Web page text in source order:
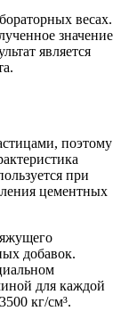
весах.
значение
является
поэтому
при
цементных
добавок.
для каждой
кг/см³.